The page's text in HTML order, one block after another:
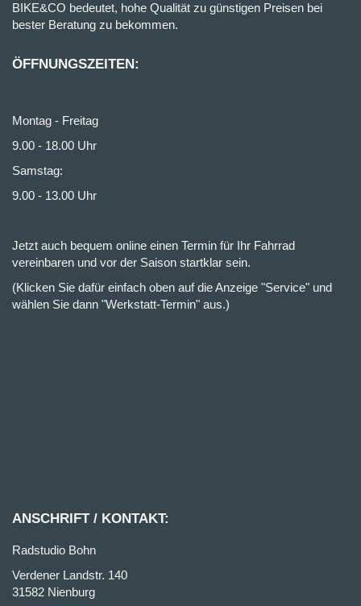
BIKE&CO bedeutet, hohe Qualität zu günstigen Preisen bei
bester Beratung zu bekommen.
ÖFFNUNGSZEITEN:
Montag - Freitag
9.00 - 18.00 Uhr
Samstag:
9.00 - 13.00 Uhr
Jetzt auch bequem online einen Termin für Ihr Fahrrad
vereinbaren und vor der Saison startklar sein.
(Klicken Sie dafür einfach oben auf die Anzeige "Service" und
wählen Sie dann "Werkstatt-Termin" aus.)
ANSCHRIFT / KONTAKT:
Radstudio Bohn
Verdener Landstr. 140
31582 Nienburg